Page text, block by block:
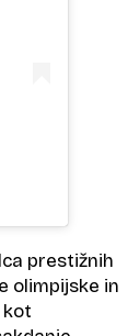
prestižnih
olimpijske in
kot